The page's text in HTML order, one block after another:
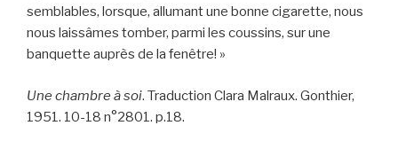
semblables, lorsque, allumant une bonne cigarette, nous
nous laissâmes tomber, parmi les coussins, sur une
banquette auprès de la fenêtre! »
Une chambre à soi. Traduction Clara Malraux. Gonthier,
1951. 10-18 n°2801. p.18.